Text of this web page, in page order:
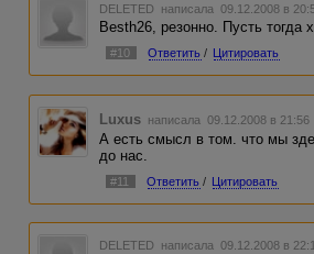
DELETED написала 09.12.2008 в
Besth26, резонно. Пусть тогда
#10 Ответить / Цитировать
Luxus написала 09.12.2008 в 21:56
А есть смысл в том. что мы
до нас.
#11 Ответить / Цитировать
DELETED написала 09.12.2008 в